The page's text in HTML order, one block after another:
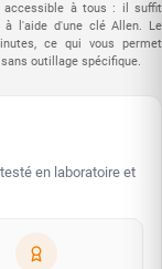
à tous : il suffit
l'aide d'une clé Allen. Le
ce qui vous permet
outillage spécifique.
en laboratoire et